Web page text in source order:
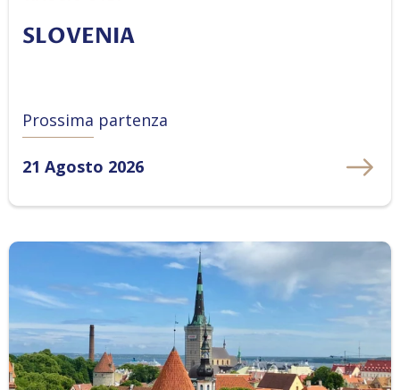
SLOVENIA
Prossima partenza
21 Agosto 2026